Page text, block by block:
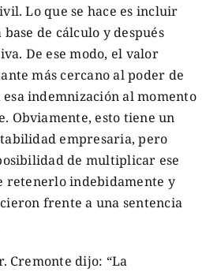
Lo que se hace es incluir
de cálculo y después
De ese modo, el valor
más cercano al poder de
indemnización al momento
Obviamente, esto tiene un
empresaria, pero
de multiplicar ese
retenerlo indebidamente y
frente a una sentencia
Cremonte dijo: “La